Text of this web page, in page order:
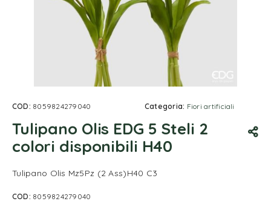
COD: 8059824279040 Categoria: Fiori artificiali
Tulipano Olis EDG 5 Steli 2
colori disponibili H40
Tulipano Olis Mz5Pz (2 Ass)H40 C3
COD: 8059824279040